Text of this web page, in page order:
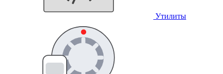
Утилиты